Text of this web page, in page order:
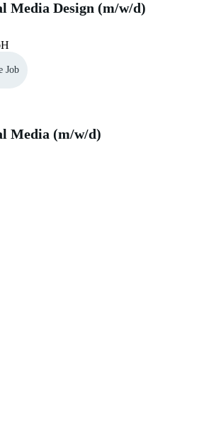
Media Design (m/w/d)
Job
Media (m/w/d)